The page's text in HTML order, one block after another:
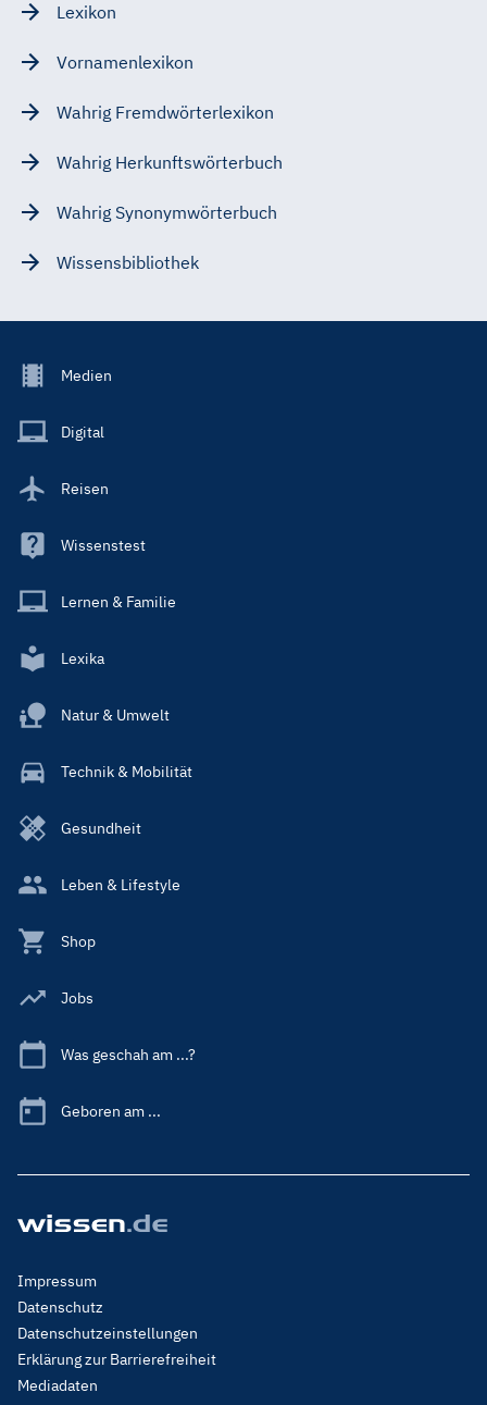
Lexikon
Vornamenlexikon
Wahrig Fremdwörterlexikon
Wahrig Herkunftswörterbuch
Wahrig Synonymwörterbuch
Wissensbibliothek
Footer
Main
Medien
Digital
Reisen
Wissenstest
Lernen & Familie
Lexika
Natur & Umwelt
Technik & Mobilität
Gesundheit
Leben & Lifestyle
Shop
Jobs
Was geschah am ...?
Geboren am ...
Footer
Menu
Legal
Impressum
Datenschutz
Datenschutzeinstellungen
Erklärung zur Barrierefreiheit
Mediadaten